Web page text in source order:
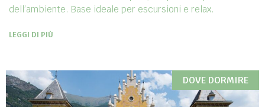
dell’ambiente. Base ideale per escursioni e relax.
LEGGI DI PIÙ
DOVE DORMIRE